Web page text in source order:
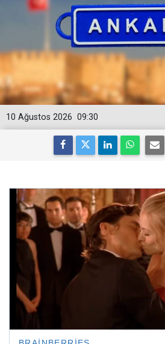
09:30
10 Ağustos 2026